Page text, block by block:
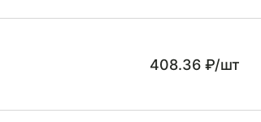
408.36 ₽/шт